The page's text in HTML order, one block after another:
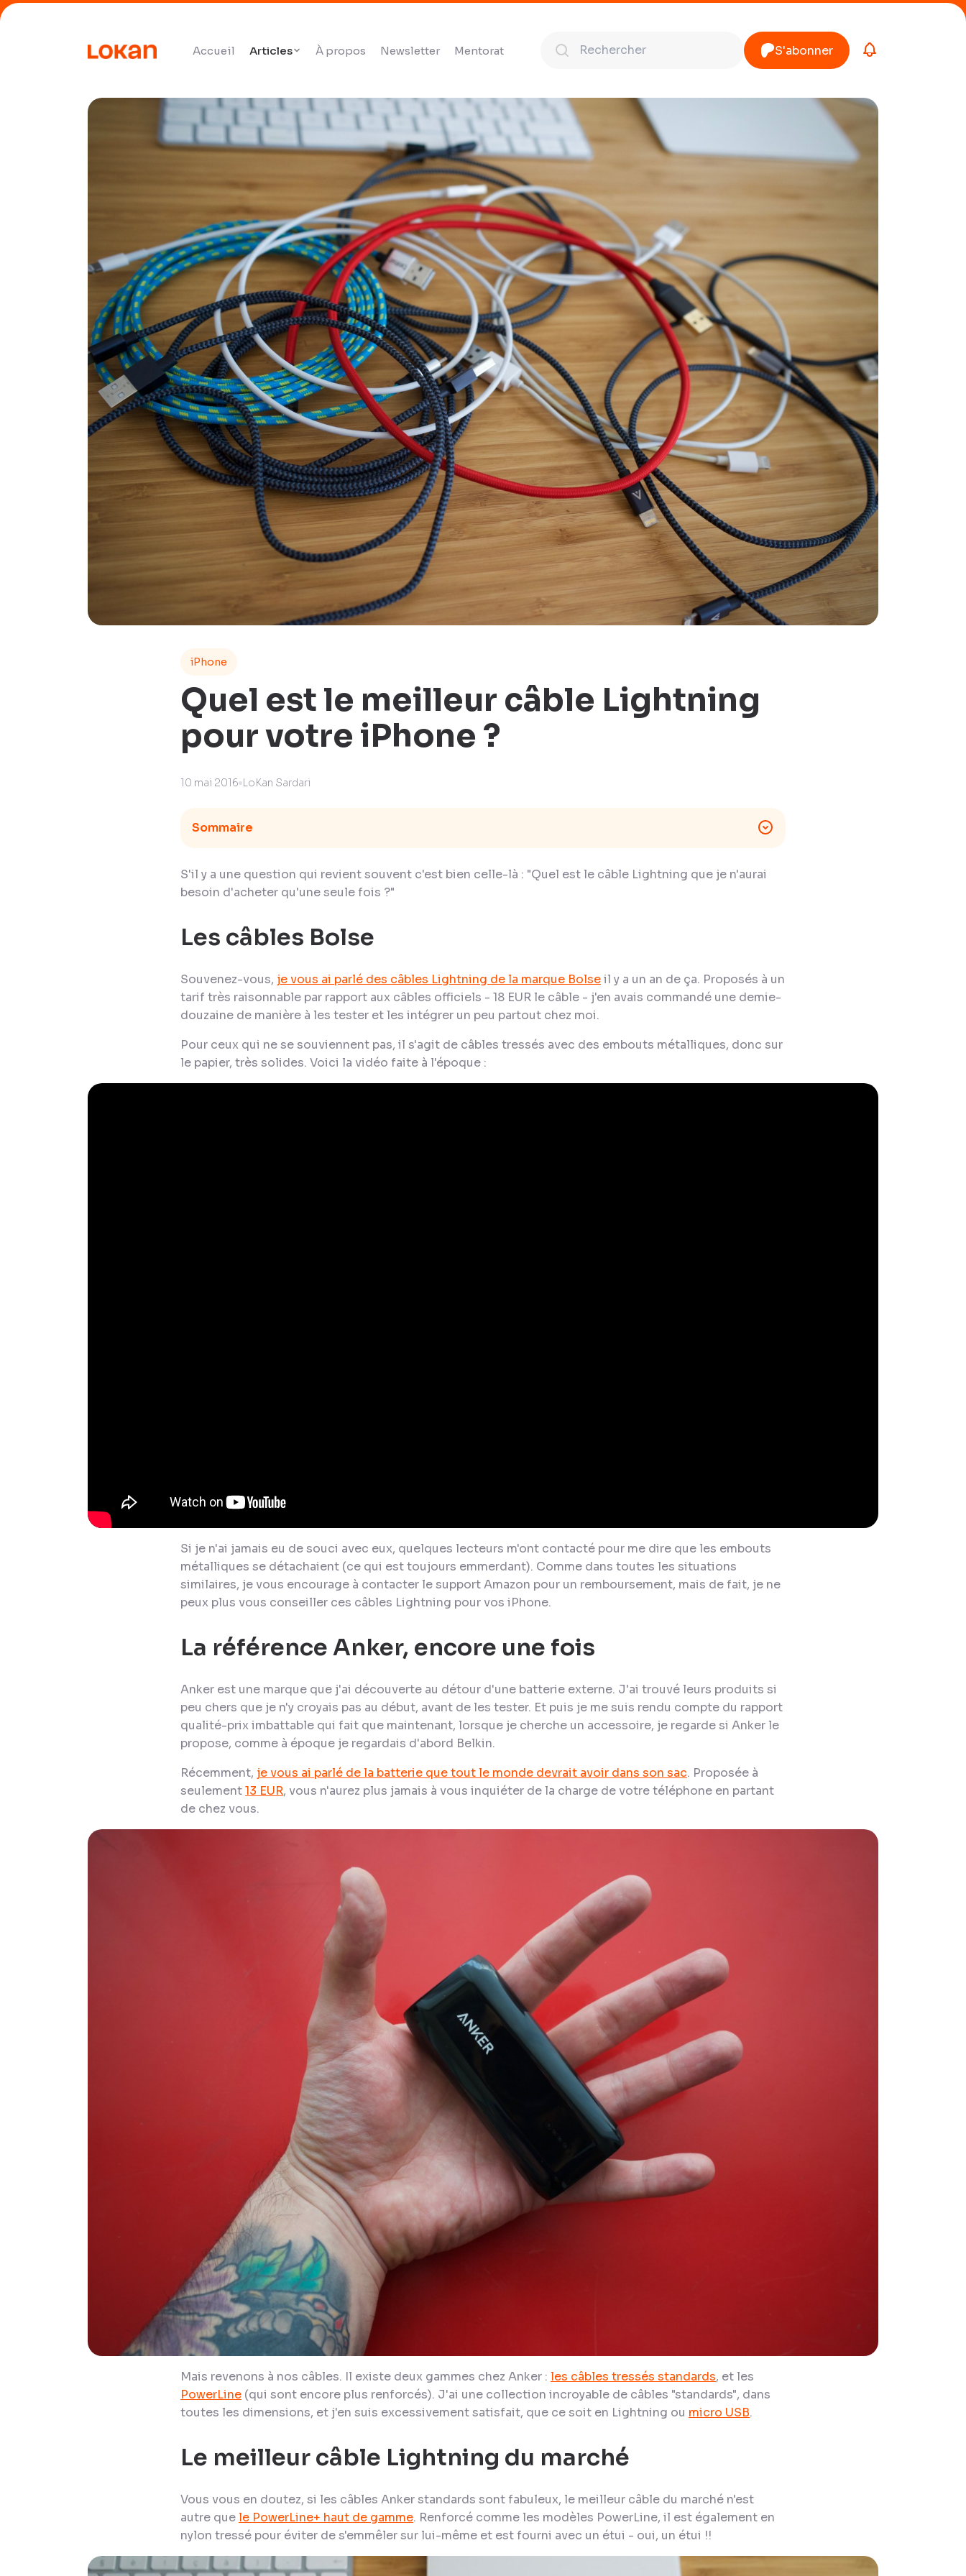
Accueil Articles À propos Newsletter Mentorat S'abonner
iPhone
Quel est le meilleur câble Lightning
pour votre iPhone ?
10 mai 2016 LoKan Sardari
Sommaire
S'il y a une question qui revient souvent c'est bien celle-là : "Quel est le câble Lightning que je n'aurai
besoin d'acheter qu'une seule fois ?"
Les câbles Bolse
Souvenez-vous, je vous ai parlé des câbles Lightning de la marque Bolseil y a un an de ça. Proposés à un
tarif très raisonnable par rapport aux câbles officiels - 18 EUR le câble - j'en avais commandé une demie-
douzaine de manière à les tester et les intégrer un peu partout chez moi.
Pour ceux qui ne se souviennent pas, il s'agit de câbles tressés avec des embouts métalliques, donc sur
le papier, très solides. Voici la vidéo faite à l'époque :
Si je n'ai jamais eu de souci avec eux, quelques lecteurs m'ont contacté pour me dire que les embouts
métalliques se détachaient (ce qui est toujours emmerdant). Comme dans toutes les situations
similaires, je vous encourage à contacter le support Amazon pour un remboursement, mais de fait, je ne
peux plus vous conseiller ces câbles Lightning pour vos iPhone.
La référence Anker, encore une fois
Anker est une marque que j'ai découverte au détour d'une batterie externe. J'ai trouvé leurs produits si
peu chers que je n'y croyais pas au début, avant de les tester. Et puis je me suis rendu compte du rapport
qualité-prix imbattable qui fait que maintenant, lorsque je cherche un accessoire, je regarde si Anker le
propose, comme à époque je regardais d'abord Belkin.
Récemment, je vous ai parlé de la batterie que tout le monde devrait avoir dans son sac. Proposée à
seulement13 EUR, vous n'aurez plus jamais à vous inquiéter de la charge de votre téléphone en partant
de chez vous.
Mais revenons à nos câbles. Il existe deux gammes chez Anker : les câbles tressés standards, et les
PowerLine (qui sont encore plus renforcés). J'ai une collection incroyable de câbles "standards", dans
toutes les dimensions, et j'en suis excessivement satisfait, que ce soit en Lightning ou micro USB.
Le meilleur câble Lightning du marché
Vous vous en doutez, si les câbles Anker standards sont fabuleux, le meilleur câble du marché n'est
autre quele PowerLine+ haut de gamme. Renforcé comme les modèles PowerLine, il est également en
nylon tressé pour éviter de s'emmêler sur lui-même et est fourni avec un étui - oui, un étui !!